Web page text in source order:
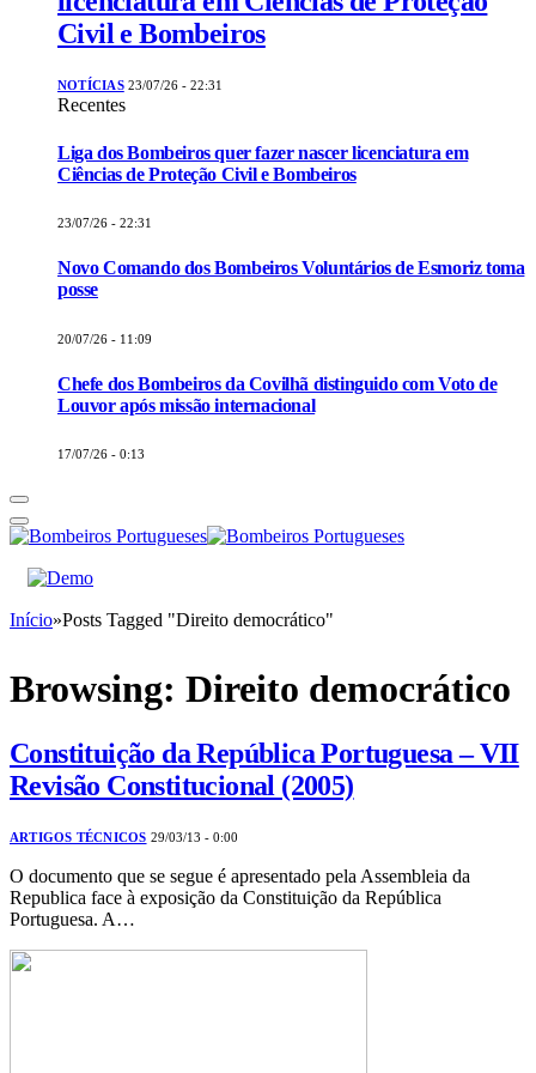
Civil e Bombeiros
NOTÍCIAS 23/07/26 - 22:31
Recentes
Liga dos Bombeiros quer fazer nascer licenciatura em
Ciências de Proteção Civil e Bombeiros
23/07/26 - 22:31
Novo Comando dos Bombeiros Voluntários de Esmoriz toma
posse
20/07/26 - 11:09
Chefe dos Bombeiros da Covilhã distinguido com Voto de
Louvor após missão internacional
17/07/26 - 0:13
Início»Posts Tagged "Direito democrático"
Browsing: Direito democrático
Constituição da República Portuguesa – VII
Revisão Constitucional (2005)
ARTIGOS TÉCNICOS 29/03/13 - 0:00
O documento que se segue é apresentado pela Assembleia da
Republica face à exposição da Constituição da República
Portuguesa. A…